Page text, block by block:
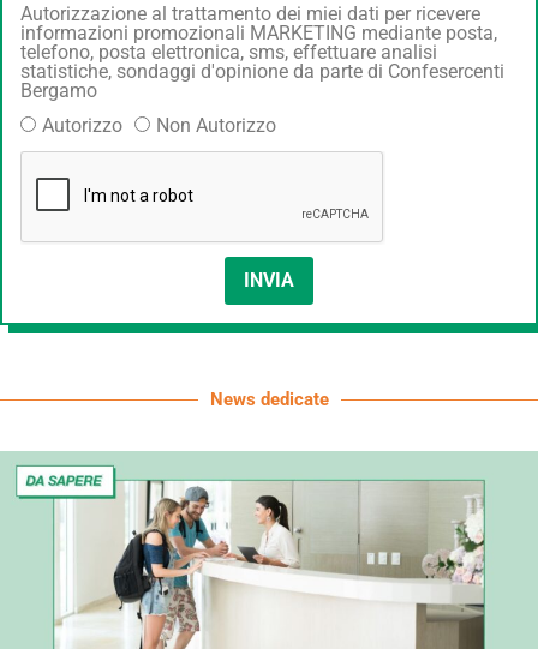
Autorizzazione al trattamento dei miei dati per ricevere
informazioni promozionali MARKETING mediante posta,
telefono, posta elettronica, sms, effettuare analisi
statistiche, sondaggi d'opinione da parte di Confesercenti
Bergamo
Autorizzo
Non Autorizzo
INVIA
News dedicate